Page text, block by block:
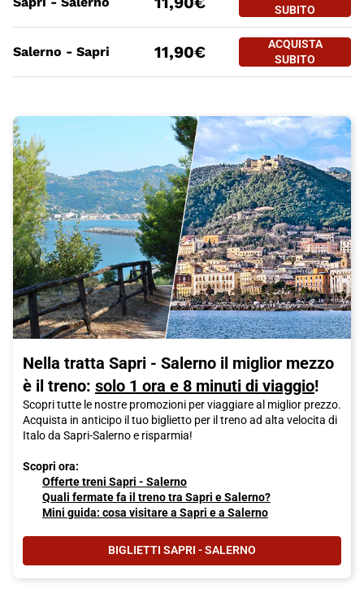
SUBITOSAPRI -
PREZZO BIGLIETTO TRENO
ACQUISTA SUBITO
Salerno - Sapri 11,90€
ACQUISTA
SUBITOSALERNO -
Nella tratta Sapri - Salerno il miglior mezzo
è il treno: solo 1 ora e 8 minuti di viaggio!
Scopri tutte le nostre promozioni per viaggiare al miglior prezzo.
Acquista in anticipo il tuo biglietto per il treno ad alta velocita di
Italo da Sapri-Salerno e risparmia!
Scopri ora:
Offerte treni Sapri - Salerno
Quali fermate fa il treno tra Sapri e Salerno?
Mini guida: cosa visitare a Sapri e a Salerno
BIGLIETTI SAPRI - SALERNO